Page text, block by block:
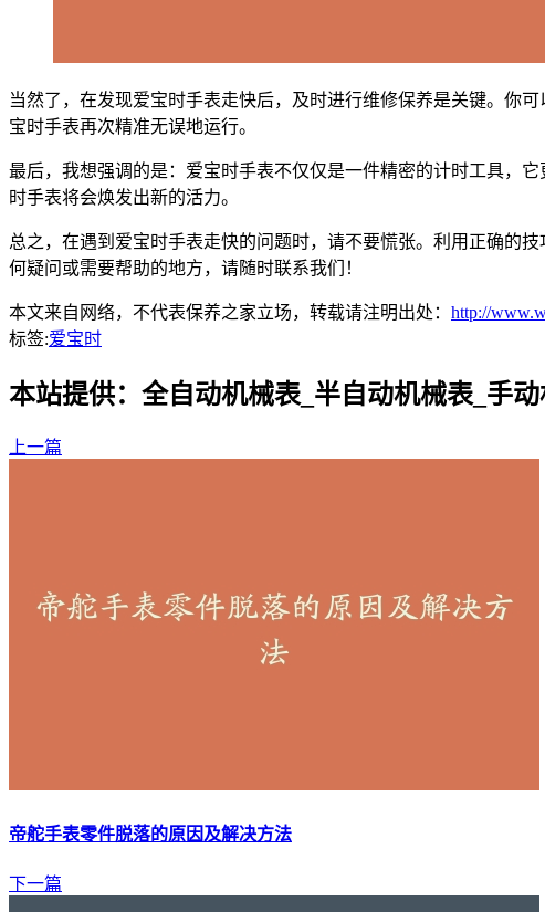
当然了，在发现爱宝时手表走快后，及时进行维修保养是关键。你
宝时手表再次精准无误地运行。
最后，我想强调的是：爱宝时手表不仅仅是一件精密的计时工具，
时手表将会焕发出新的活力。
总之，在遇到爱宝时手表走快的问题时，请不要慌张。利用正确的
何疑问或需要帮助的地方，请随时联系我们！
本文来自网络，不代表保养之家立场，转载请注明出处： http://
标签:爱宝时
本站提供：全自动机械表_半自动机械表_手
上一篇
帝舵手表零件脱落的原因及解决方法
下一篇